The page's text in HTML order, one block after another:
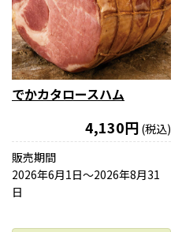
でかカタロースハム
4,130円 (税込)
販売期間
2026年6月1日〜2026年8月31
日